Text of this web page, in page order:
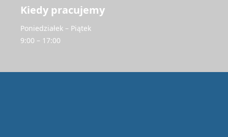
Kiedy pracujemy
Poniedziałek – Piątek
9:00 – 17:00